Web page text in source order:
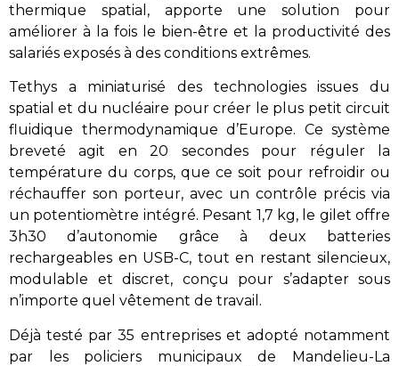
thermique spatial, apporte une solution pour
améliorer à la fois le bien-être et la productivité des
salariés exposés à des conditions extrêmes.
Tethys a miniaturisé des technologies issues du
spatial et du nucléaire pour créer le plus petit circuit
fluidique thermodynamique d’Europe. Ce système
breveté agit en 20 secondes pour réguler la
température du corps, que ce soit pour refroidir ou
réchauffer son porteur, avec un contrôle précis via
un potentiomètre intégré. Pesant 1,7 kg, le gilet offre
3h30 d’autonomie grâce à deux batteries
rechargeables en USB-C, tout en restant silencieux,
modulable et discret, conçu pour s’adapter sous
n’importe quel vêtement de travail.
Déjà testé par 35 entreprises et adopté notamment
par les policiers municipaux de Mandelieu-La